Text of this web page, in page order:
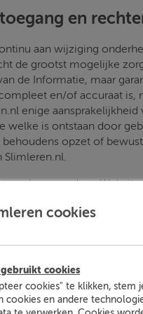
en
aan wijziging
de grootst mogelijke
de Informatie, maar
en/of accuraat is,
enige
welke is ontstaan door
opzet of
Slimleren.nl.
aan deze
een geheel betrouwbare
van, en toegang tot
momenten storingen,
Slimleren.nl
dagen per week de
geen
in verband met een
te krijgen tot, of
cookies
cookies
cookies" te klikken, stem
cookies en andere